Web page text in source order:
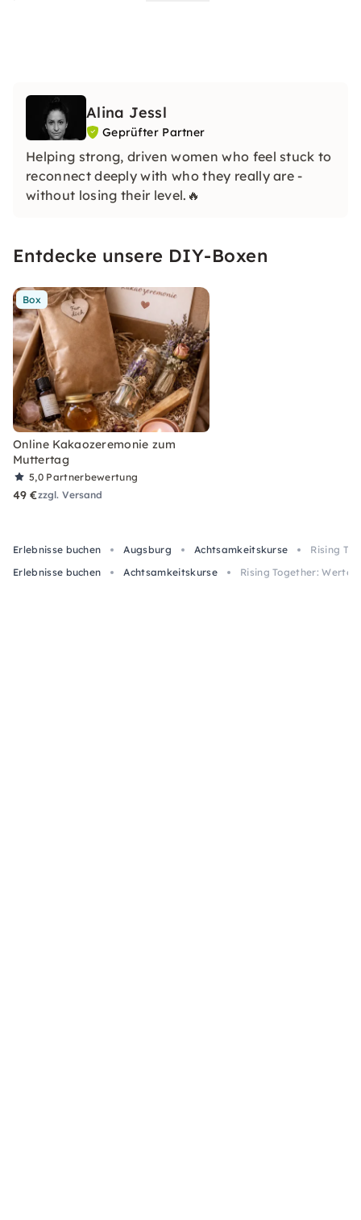
Alina Jessl
Geprüfter Partner
Helping strong, driven women who feel stuck to
reconnect deeply with who they really are -
without losing their level.🔥
Entdecke unsere DIY-Boxen
Box
Online Kakaozeremonie zum
Muttertag
5,0 Partnerbewertung
49 €zzgl. Versand
Erlebnisse buchen Augsburg Achtsamkeitskurse
Rising
Erlebnisse buchen
Achtsamkeitskurse Rising Together: Werte